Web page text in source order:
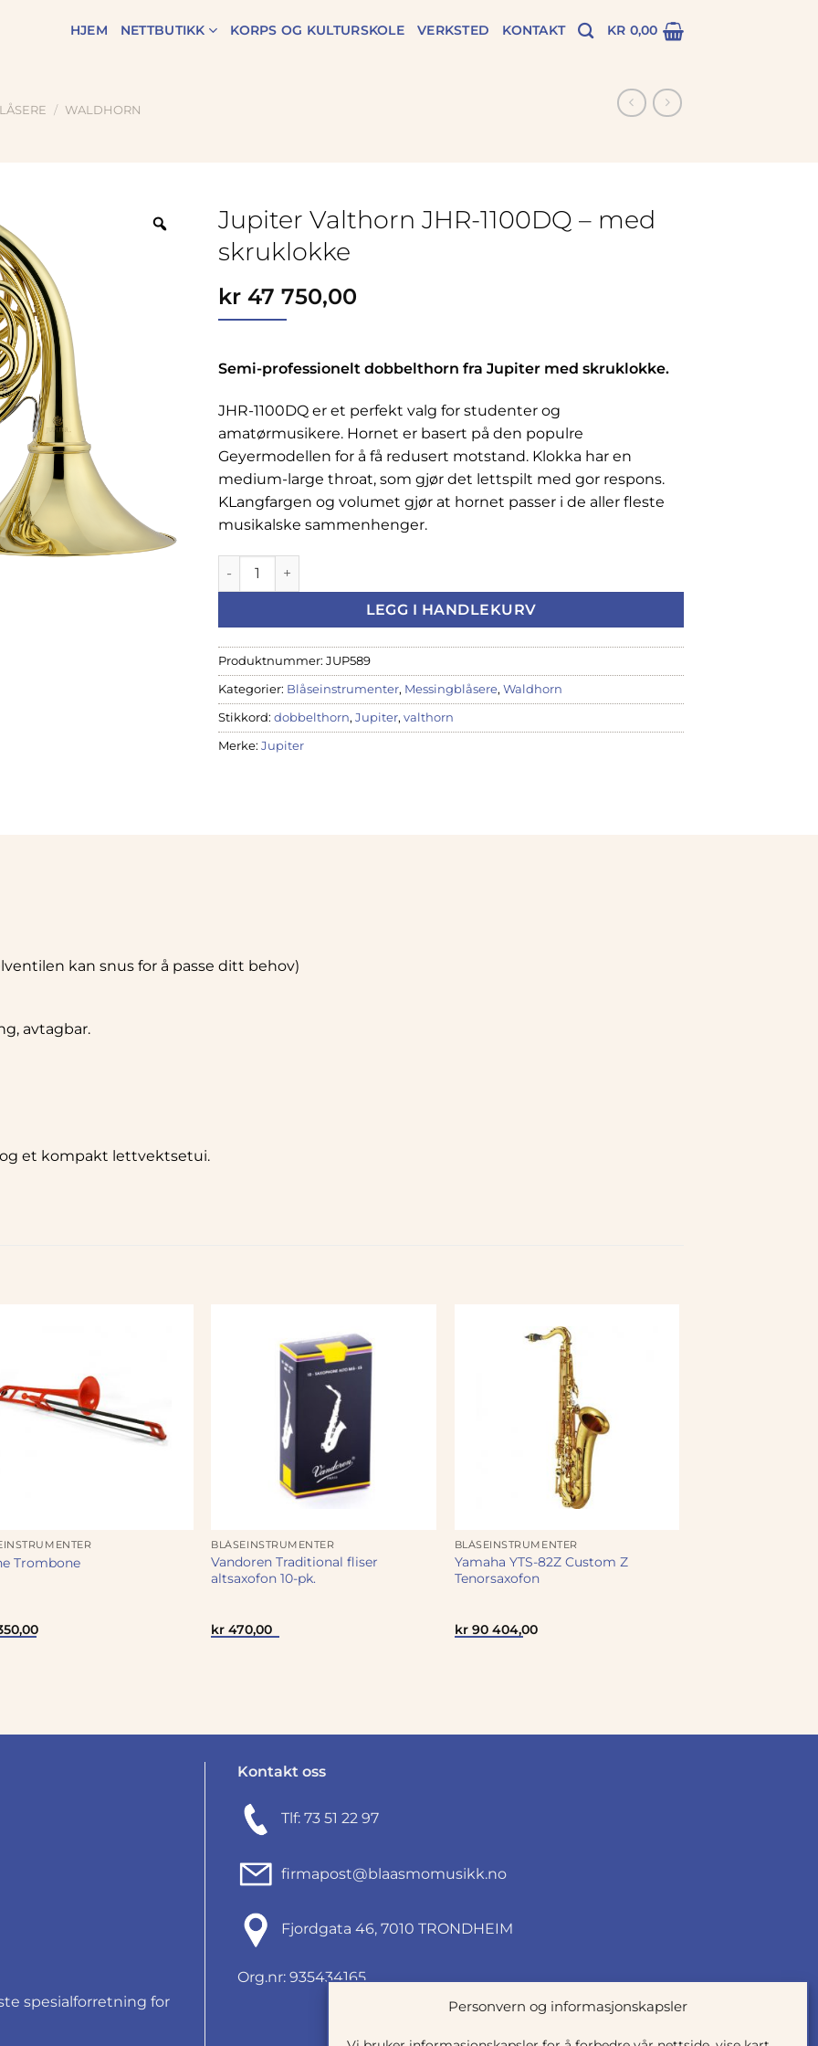
Personvern og informasjonskapsler
HJEM NETTBUTIKK KORPS OG KULTURSKOLE VERKSTED KONTAKT KR 0,00
/ WALDHORN
Jupiter Valthorn JHR-1100DQ – med
skruklokke
kr 47 750,00
Semi-professionelt dobbelthorn fra Jupiter med skruklokke.
JHR-1100DQ er et perfekt valg for studenter og
amatørmusikere. Hornet er basert på den populre
Geyermodellen for å få redusert motstand. Klokka har en
medium-large throat, som gjør det lettspilt med gor respons.
KLangfargen og volumet gjør at hornet passer i de aller fleste
musikalske sammenhenger.
Jupiter Valthorn JHR-1100DQ - med skruklokke antall
LEGG I HANDLEKURV
Produktnummer: JUP589
Kategorier: Blåseinstrumenter, Messingblåsere, Waldhorn
Stikkord: dobbelthorn, Jupiter, valthorn
Merke: Jupiter
kan snus for å passe ditt behov)
avtagbar.
et kompakt lettvektsetui.
Trombone
BLÅSEINSTRUMENTER
Vandoren Traditional fliser
altsaxofon 10-pk.
kr 470,00
BLÅSEINSTRUMENTER
Yamaha YTS-82Z Custom Z
Tenorsaxofon
kr90 404,00
spesialforretning for
Kontakt oss
Tlf: 73 51 22 97
firmapost@blaasmomusikk.no
Fjordgata 46, 7010 TRONDHEIM
Org.nr: 935434165